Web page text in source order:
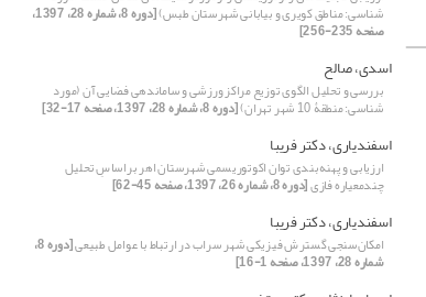
شناسی: مناطق کویری و بیابانی شهرستان طبس) [دوره 8، شماره 28، 1397،
صفحه 235-256]
اسدی، صالح
بررسی و تحلیل الگوی توزیع مراکز ورزشی و ساماندهی فضایی آن (مورد
شناسی: منطقۀ 10 شهر تهران) [دوره 8، شماره 28، 1397، صفحه 17-32]
اسفندیاری، دکتر فریبا
ارزیابی و پهنه‌‌بندی توان‌‌ اکوتوریسمی شهرستان اهر براساسِ تحلیل
چندمعیاره فازی[دوره 8، شماره 26، 1397، صفحه 45-62]
اسفندیاری، دکتر فریبا
امکان‌‌‌‌‌سنجی گسترش فیزیکی شهر سراب در ارتباط با عوامل طبیعی [دوره 8،
شماره 28، 1397، صفحه 1-16]